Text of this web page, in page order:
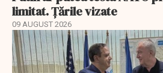
limitat. Țările vizate
09 AUGUST 2026